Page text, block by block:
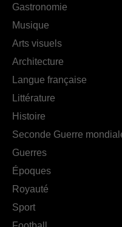
Gastronomie
Musique
Arts visuels
Architecture
Langue française
Littérature
Histoire
Seconde Guerre
Guerres
Époques
Royauté
Sport